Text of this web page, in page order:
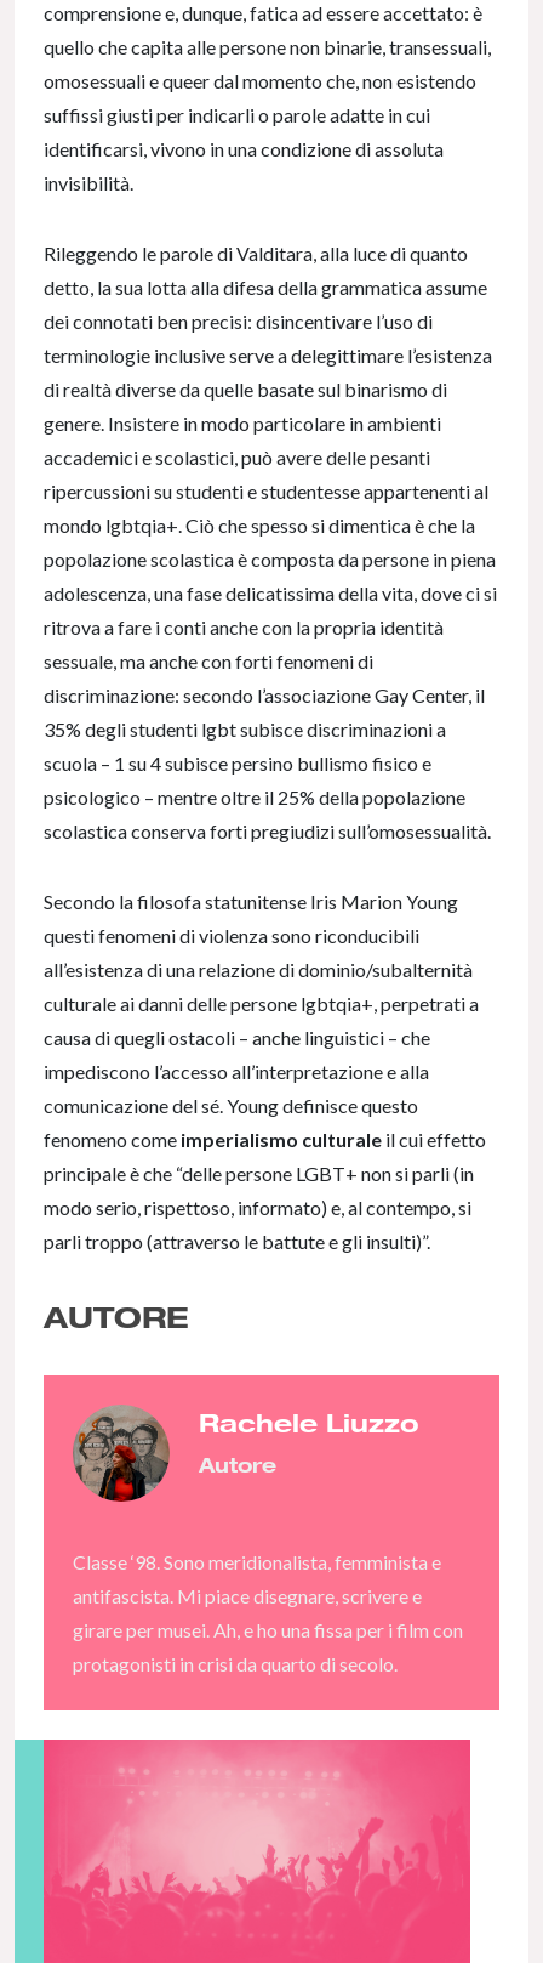
comprensione e, dunque, fatica ad essere accettato: è
quello che capita alle persone non binarie, transessuali,
omosessuali e queer dal momento che, non esistendo
suffissi giusti per indicarli o parole adatte in cui
identificarsi, vivono in una condizione di assoluta
invisibilità.
Rileggendo le parole di Valditara, alla luce di quanto
detto, la sua lotta alla difesa della grammatica assume
dei connotati ben precisi: disincentivare l’uso di
terminologie inclusive serve a delegittimare l’esistenza
di realtà diverse da quelle basate sul binarismo di
genere. Insistere in modo particolare in ambienti
accademici e scolastici, può avere delle pesanti
ripercussioni su studenti e studentesse appartenenti al
mondo lgbtqia+. Ciò che spesso si dimentica è che la
popolazione scolastica è composta da persone in piena
adolescenza, una fase delicatissima della vita, dove ci si
ritrova a fare i conti anche con la propria identità
sessuale, ma anche con forti fenomeni di
discriminazione: secondo l’associazione Gay Center, il
35% degli studenti lgbt subisce discriminazioni a
scuola – 1 su 4 subisce persino bullismo fisico e
psicologico – mentre oltre il 25% della popolazione
scolastica conserva forti pregiudizi sull’omosessualità.
Secondo la filosofa statunitense Iris Marion Young
questi fenomeni di violenza sono riconducibili
all’esistenza di una relazione di dominio/subalternità
culturale ai danni delle persone lgbtqia+, perpetrati a
causa di quegli ostacoli – anche linguistici – che
impediscono l’accesso all’interpretazione e alla
comunicazione del sé. Young definisce questo
fenomeno come imperialismo culturale il cui effetto
principale è che “delle persone LGBT+ non si parli (in
modo serio, rispettoso, informato) e, al contempo, si
parli troppo (attraverso le battute e gli insulti)”.
AUTORE
Rachele Liuzzo
Autore
Classe ‘98. Sono meridionalista, femminista e
antifascista. Mi piace disegnare, scrivere e
girare per musei. Ah, e ho una fissa per i film con
protagonisti in crisi da quarto di secolo.